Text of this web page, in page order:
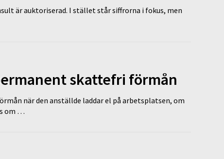
är auktoriserad. I stället står siffrorna i fokus, men
skattefri förmån
när den anställde laddar el på arbetsplatsen, om
om …